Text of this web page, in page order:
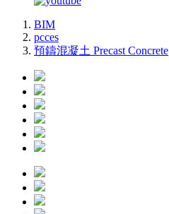
BIM
pcces
預鑄混凝土 Precast Concrete